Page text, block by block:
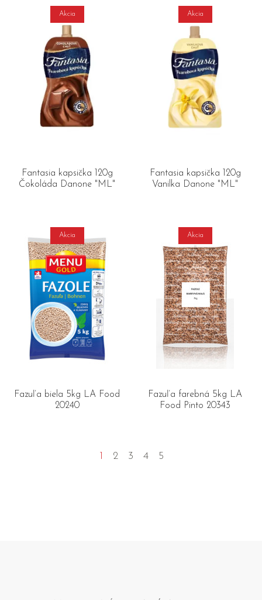
Akcia
Fantasia kapsička 120g
Čokoláda Danone "ML"
Akcia
Fantasia kapsička 120g
Vanilka Danone "ML"
Akcia
Fazuľa biela 5kg LA Food
20240
Akcia
Fazuľa farebná 5kg LA
Food Pinto 20343
1 2 3 4 5